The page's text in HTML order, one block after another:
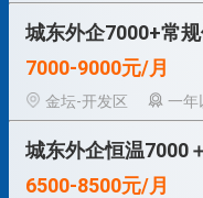
城东外企7000+常
7000-9000元/月
金坛-开发区
一年
城东外企恒温7000
6500-8500元/月